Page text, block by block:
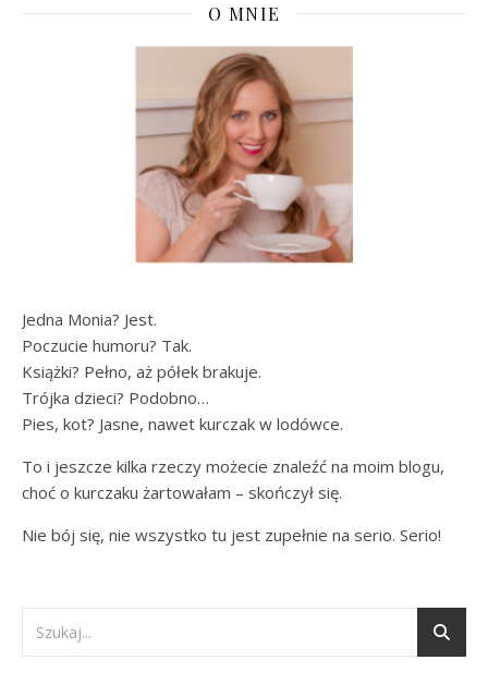
O MNIE
Jedna Monia? Jest.
Poczucie humoru? Tak.
Książki? Pełno, aż półek brakuje.
Trójka dzieci? Podobno…
Pies, kot? Jasne, nawet kurczak w lodówce.
To i jeszcze kilka rzeczy możecie znaleźć na moim blogu,
choć o kurczaku żartowałam – skończył się.
Nie bój się, nie wszystko tu jest zupełnie na serio. Serio!